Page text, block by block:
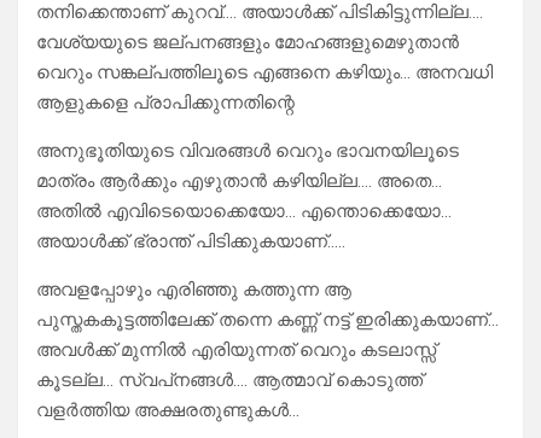
തനിക്കെന്താണ് കുറവ്…. അയാൾക്ക് പിടികിട്ടുന്നില്ല….
വേശ്യയുടെ ജല്പനങ്ങളും മോഹങ്ങളുമെഴുതാൻ
വെറും സങ്കല്പത്തിലൂടെ എങ്ങനെ കഴിയും… അനവധി
ആളുകളെ പ്രാപിക്കുന്നതിന്റെ
അനുഭൂതിയുടെ വിവരങ്ങൾ വെറും ഭാവനയിലൂടെ
മാത്രം ആർക്കും എഴുതാൻ കഴിയില്ല…. അതെ…
അതിൽ എവിടെയൊക്കെയോ… എന്തൊക്കെയോ…
അയാൾക്ക് ഭ്രാന്ത് പിടിക്കുകയാണ്…..
അവളപ്പോഴും എരിഞ്ഞു കത്തുന്ന ആ
പുസ്തകകൂട്ടത്തിലേക്ക് തന്നെ കണ്ണ് നട്ട് ഇരിക്കുകയാണ്…
അവൾക്ക് മുന്നിൽ എരിയുന്നത് വെറും കടലാസ്സ്
കൂടല്ല… സ്വപ്‌നങ്ങൾ…. ആത്മാവ് കൊടുത്ത്
വളർത്തിയ അക്ഷരതുണ്ടുകൾ…